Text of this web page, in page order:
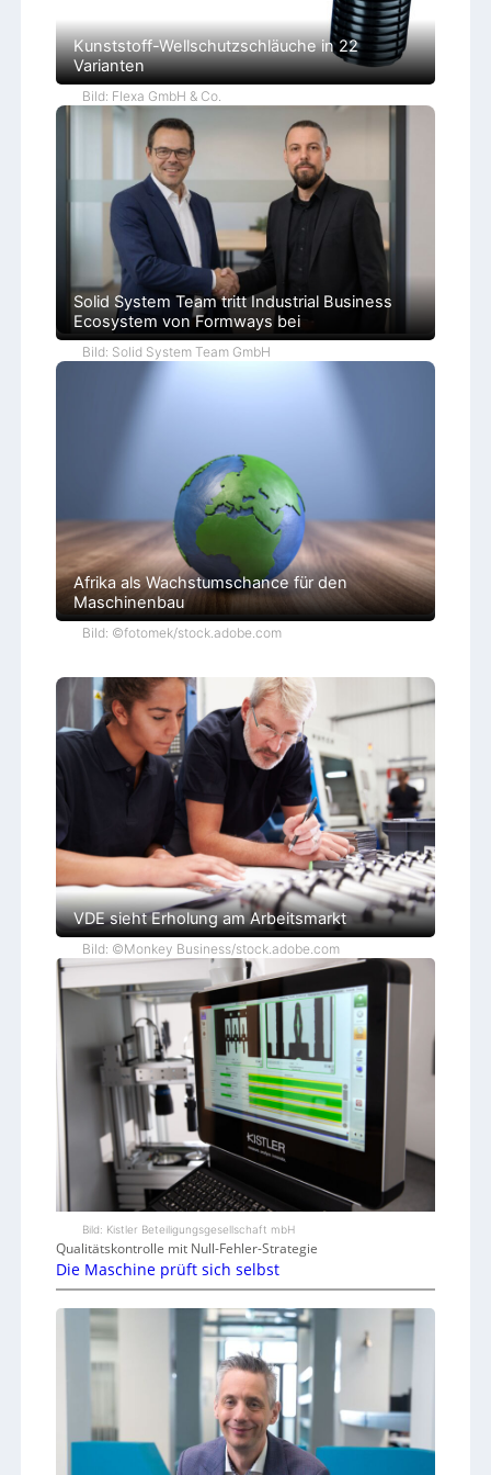
Kunststoff-Wellschutzschläuche in 22
Varianten
Bild: Flexa GmbH & Co.
Solid System Team tritt Industrial Business
Ecosystem von Formways bei
Bild: Solid System Team GmbH
Afrika als Wachstumschance für den
Maschinenbau
Bild: ©fotomek/stock.adobe.com
VDE sieht Erholung am Arbeitsmarkt
Bild: ©Monkey Business/stock.adobe.com
Bild: Kistler Beteiligungsgesellschaft mbH
Qualitätskontrolle mit Null-Fehler-Strategie
Die Maschine prüft sich selbst